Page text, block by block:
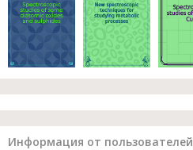
Информация от пользователей